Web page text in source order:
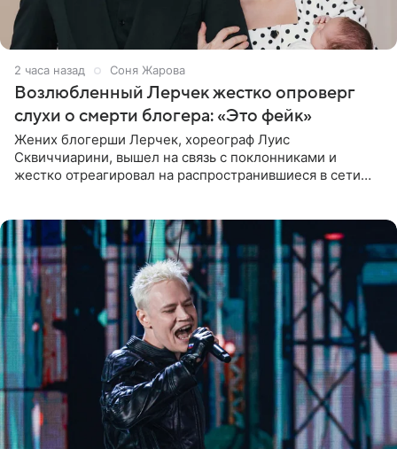
2 часа назад Соня Жарова
Возлюбленный Лерчек жестко опроверг
слухи о смерти блогера: «Это фейк»
Жених блогерши Лерчек, хореограф Луис
Сквиччиарини, вышел на связь с поклонниками и
жестко отреагировал на распространившиеся в сети